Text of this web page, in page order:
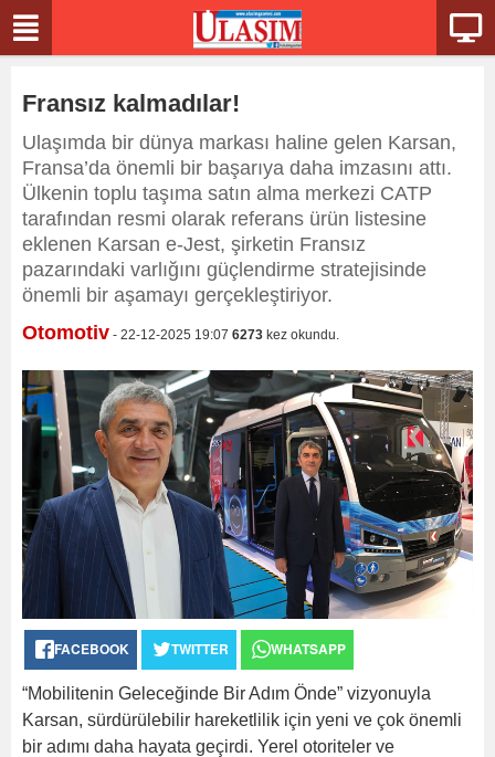
Fransız kalmadılar!
Ulaşımda bir dünya markası haline gelen Karsan,
Fransa’da önemli bir başarıya daha imzasını attı.
Ülkenin toplu taşıma satın alma merkezi CATP
tarafından resmi olarak referans ürün listesine
eklenen Karsan e-Jest, şirketin Fransız
pazarındaki varlığını güçlendirme stratejisinde
önemli bir aşamayı gerçekleştiriyor.
Otomotiv - 22-12-2025 19:07 6273 kez okundu.
FACEBOOK TWITTER WHATSAPP
“Mobilitenin Geleceğinde Bir Adım Önde” vizyonuyla
Karsan, sürdürülebilir hareketlilik için yeni ve çok önemli
bir adımı daha hayata geçirdi. Yerel otoriteler ve